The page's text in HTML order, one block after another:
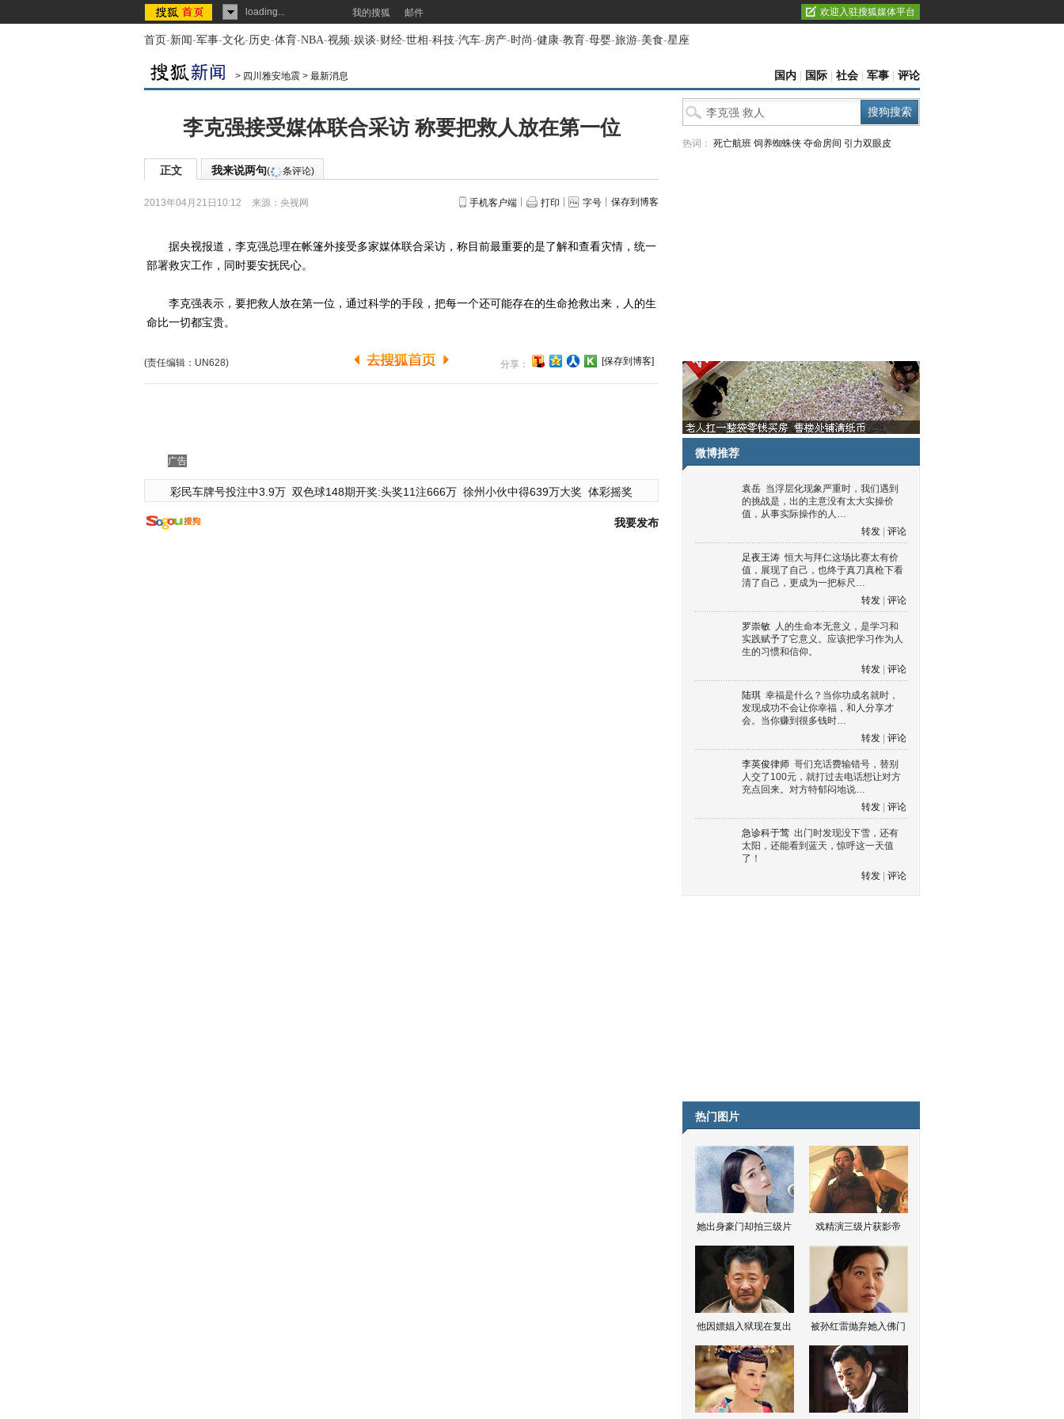
loading... 我的搜狐 邮件 欢迎入驻搜狐媒体平台
首页-新闻-军事-文化-历史-体育-NBA-视频-娱谈-财经-世相-科技-汽车-房产-时尚-健康-教育-母婴-旅游-美食-星座
> 四川雅安地震 > 最新消息 国内 国际 社会 军事 评论
李克强接受媒体联合采访 称要把救人放在第一位
正文 我来说两句( 条评论)
2013年04月21日10:12 来源： 央视网 手机客户端 打印 字号 保存到博客
据央视报道，李克强总理在帐篷外接受多家媒体联合采访，称目前最重要的是了解和查看灾情，统一
部署救灾工作，同时要安抚民心。
李克强表示，要把救人放在第一位，通过科学的手段，把每一个还可能存在的生命抢救出来，人的生
命比一切都宝贵。
(责任编辑：UN628) 分享： [保存到博客]
广告
彩民车牌号投注中3.9万 双色球148期开奖:头奖11注666万 徐州小伙中得639万大奖 体彩摇奖
我要发布
热词： 死亡航班 饲养蜘蛛侠 夺命房间 引力双眼皮
微博推荐
袁岳 当浮层化现象严重时，我们遇到
的挑战是，出的主意没有太大实操价
值，从事实际操作的人…
转发
评论
足夜王涛 恒大与拜仁这场比赛太有价
值，展现了自己，也终于真刀真枪下看
清了自己，更成为一把标尺…
转发
评论
罗崇敏 人的生命本无意义，是学习和
实践赋予了它意义。应该把学习作为人
生的习惯和信仰。
转发
评论
陆琪 幸福是什么？当你功成名就时，
发现成功不会让你幸福，和人分享才
会。当你赚到很多钱时…
转发
评论
李英俊律师 哥们充话费输错号，替别
人交了100元，就打过去电话想让对方
充点回来。对方特郁闷地说…
转发
评论
急诊科于莺 出门时发现没下雪，还有
太阳，还能看到蓝天，惊呼这一天值
了！
转发
评论
热门图片
她出身豪门却拍三级片 戏精演三级片获影帝
他因嫖娼入狱现在复出 被孙红雷抛弃她入佛门